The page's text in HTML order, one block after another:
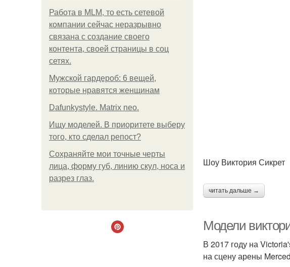
Работа в MLM, то есть сетевой
компании сейчас неразрывно
связана с создание своего
контента, своей страницы в соц
сетях.
Мужской гардероб: 6 вещей,
которые нравятся женщинам
Dafunkystyle. Matrix neo.
Ищу моделей. В приоритете выберу
того, кто сделал репост?
Сохраняйте мои точные черты
лица, форму губ, линию скул, носа и
разрез глаз.
Шоу Виктория Сикрет
читать дальше →
Модели
В 2017 году на
на сцену арены